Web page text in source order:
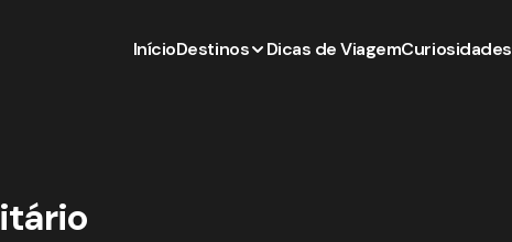
InícioDestinos Dicas de ViagemCuriosidades